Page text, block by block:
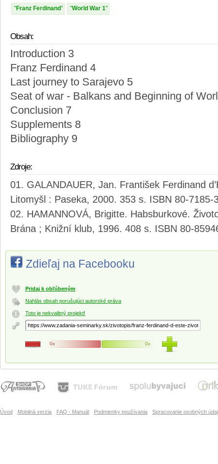
Franz Ferdinand World War 1
Obsah:
Introduction 3
Franz Ferdinand 4
Last journey to Sarajevo 5
Seat of war - Balkans and Beginning of
Conclusion 7
Supplements 8
Bibliography 9
Zdroje:
GALANDAUER, Jan. František Ferdinand
Litomyšl : Paseka, 2000. 353 s. ISBN 80-7185-
HAMANNOVÁ, Brigitte. Habsburkové.
Brána ; Knižní klub, 1996. 408 s. ISBN 80-
Zdieľaj na Facebooku
Pridaj k obľúbeným
Nahlás obsah porušujúci autorské práva
Toto je nekvalitný projekt!
0x 0x
Úvod Mobilná verzia FAQ - Manuál Podmienky používania Spracovanie osobných